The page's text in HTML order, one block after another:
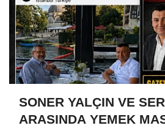
SONER YALÇIN VE
ARASINDA YEMEK